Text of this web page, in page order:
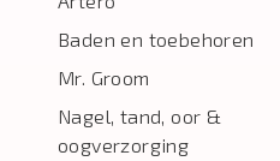
Baden en toebehoren
Mr. Groom
Nagel, tand, oor &
oogverzorging